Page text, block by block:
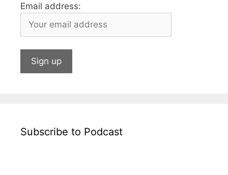
Email address:
Subscribe to Podcast